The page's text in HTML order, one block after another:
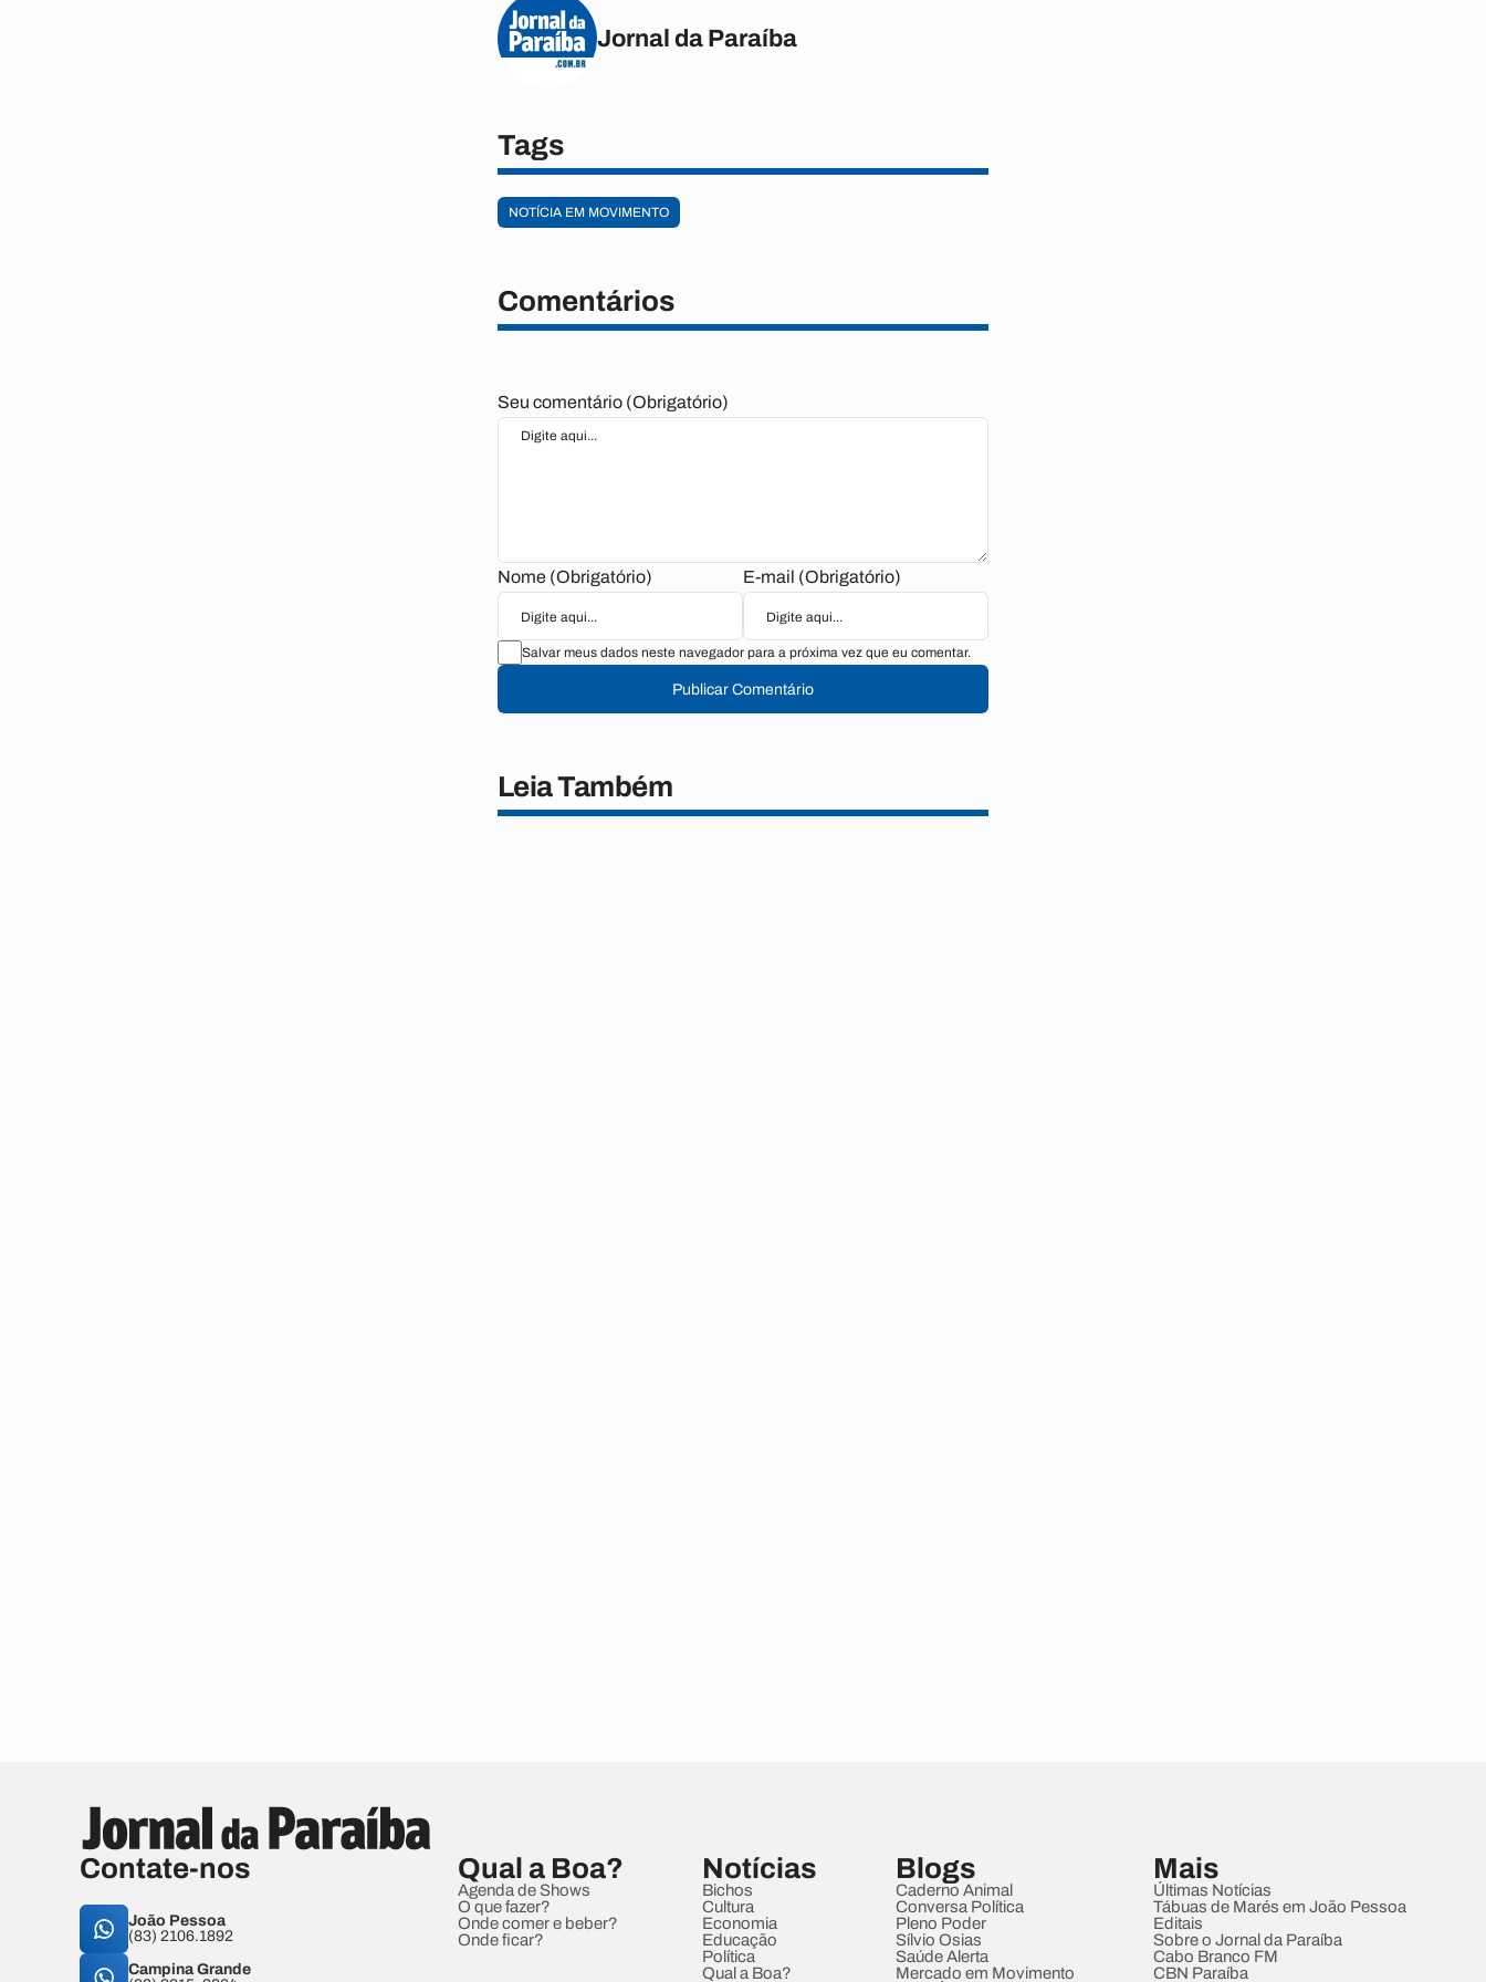
Jornal da Paraíba
Tags
NOTÍCIA EM MOVIMENTO
Comentários
Seu comentário (Obrigatório)
Nome (Obrigatório) E-mail (Obrigatório)
Salvar meus dados neste navegador para a próxima vez que eu comentar.
Publicar Comentário
Leia Também
Contate-nos
João Pessoa
(83) 2106.1892
Campina Grande
Qual a Boa?
Agenda de Shows
O que fazer?
Onde comer e beber?
Onde ficar?
Notícias
Bichos
Cultura
Economia
Educação
Política
Qual a Boa?
Blogs
Caderno Animal
Conversa Política
Pleno Poder
Sílvio Osias
Saúde Alerta
Mercado em Movimento
Mais
Últimas Notícias
Tábuas de Marés em João Pessoa
Editais
Sobre o Jornal da Paraíba
Cabo Branco FM
CBN Paraíba